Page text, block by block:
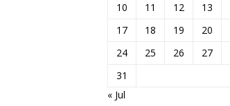
10
11 12 13
17
18 19 20
24
25 26 27
31
« Jul